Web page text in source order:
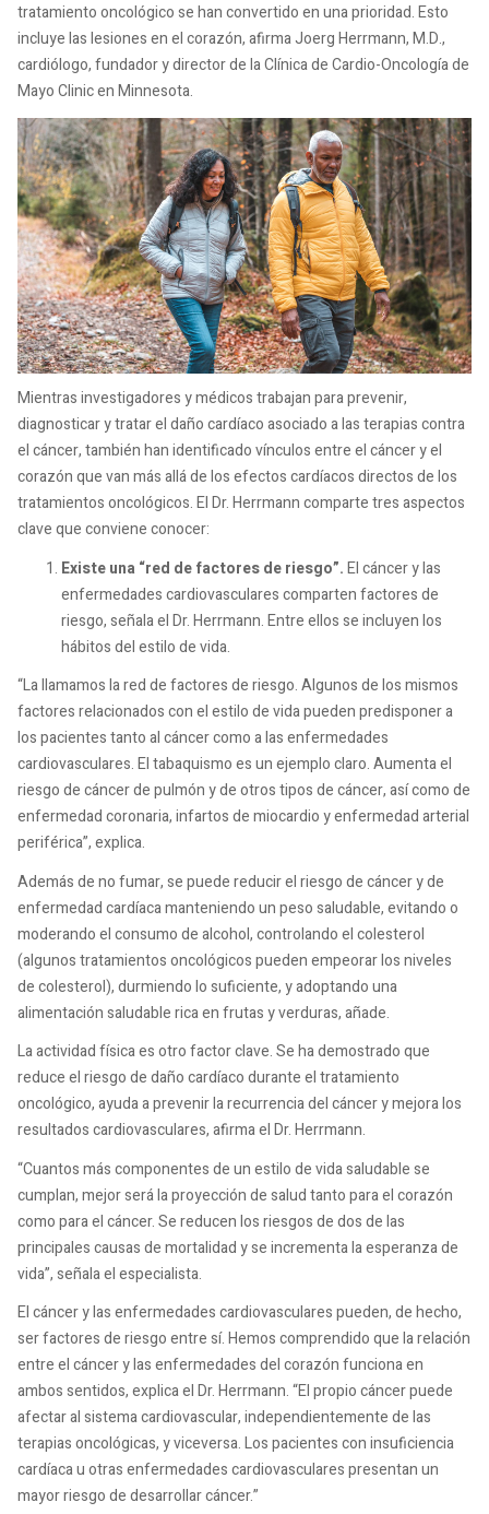
tratamiento oncológico se han convertido en una prioridad. Esto
incluye las lesiones en el corazón, afirma Joerg Herrmann, M.D.,
cardiólogo, fundador y director de la Clínica de Cardio-Oncología de
Mayo Clinic en Minnesota.
Mientras investigadores y médicos trabajan para prevenir,
diagnosticar y tratar el daño cardíaco asociado a las terapias contra
el cáncer, también han identificado vínculos entre el cáncer y el
corazón que van más allá de los efectos cardíacos directos de los
tratamientos oncológicos. El Dr. Herrmann comparte tres aspectos
clave que conviene conocer:
Existe una “red de factores de riesgo”.El cáncer y las
enfermedades cardiovasculares comparten factores de
riesgo, señala el Dr. Herrmann. Entre ellos se incluyen los
hábitos del estilo de vida.
“La llamamos la red de factores de riesgo. Algunos de los mismos
factores relacionados con el estilo de vida pueden predisponer a
los pacientes tanto al cáncer como a las enfermedades
cardiovasculares. El tabaquismo es un ejemplo claro. Aumenta el
riesgo de cáncer de pulmón y de otros tipos de cáncer, así como de
enfermedad coronaria, infartos de miocardio y enfermedad arterial
periférica”, explica.
Además de no fumar, se puede reducir el riesgo de cáncer y de
enfermedad cardíaca manteniendo un peso saludable, evitando o
moderando el consumo de alcohol, controlando el colesterol
(algunos tratamientos oncológicos pueden empeorar los niveles
de colesterol), durmiendo lo suficiente, y adoptando una
alimentación saludable rica en frutas y verduras, añade.
La actividad física es otro factor clave. Se ha demostrado que
reduce el riesgo de daño cardíaco durante el tratamiento
oncológico, ayuda a prevenir la recurrencia del cáncer y mejora los
resultados cardiovasculares, afirma el Dr. Herrmann.
“Cuantos más componentes de un estilo de vida saludable se
cumplan, mejor será la proyección de salud tanto para el corazón
como para el cáncer. Se reducen los riesgos de dos de las
principales causas de mortalidad y se incrementa la esperanza de
vida”, señala el especialista.
El cáncer y las enfermedades cardiovasculares pueden, de hecho,
ser factores de riesgo entre sí. Hemos comprendido que la relación
entre el cáncer y las enfermedades del corazón funciona en
ambos sentidos, explica el Dr. Herrmann. “El propio cáncer puede
afectar al sistema cardiovascular, independientemente de las
terapias oncológicas, y viceversa. Los pacientes con insuficiencia
cardíaca u otras enfermedades cardiovasculares presentan un
mayor riesgo de desarrollar cáncer.”